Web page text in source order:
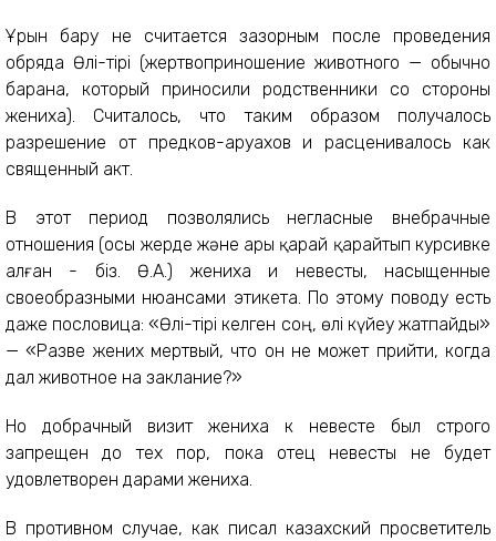
Ұрын бару не считается зазорным после проведения
обряда Өлі-тірі (жертвоприношение животного — обычно
барана, который приносили родственники со стороны
жениха). Считалось, что таким образом получалось
разрешение от предков-аруахов и расценивалось как
священный акт.
В этот период позволялись негласные внебрачные
отношения (осы жерде және ары қарай қарайтып курсивке
алған - біз. Ө.А.) жениха и невесты, насыщенные
своеобразными нюансами этикета. По этому поводу есть
даже пословица: «Өлі-тірі келген соң, өлі күйеу жатпайды»
— «Разве жених мертвый, что он не может прийти, когда
дал животное на заклание?»
Но добрачный визит жениха к невесте был строго
запрещен до тех пор, пока отец невесты не будет
удовлетворен дарами жениха.
В противном случае, как писал казахский просветитель